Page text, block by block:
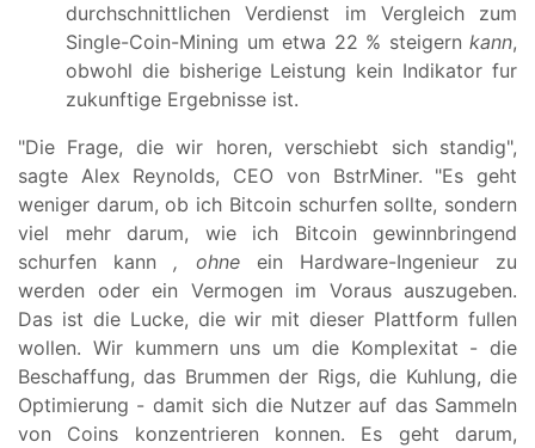
durchschnittlichen Verdienst im Vergleich zum
Single-Coin-Mining um etwa 22 % steigern kann,
obwohl die bisherige Leistung kein Indikator fur
zukunftige Ergebnisse ist.
"Die Frage, die wir horen, verschiebt sich standig",
sagte Alex Reynolds, CEO von BstrMiner. "Es geht
weniger darum, ob ich Bitcoin schurfen sollte, sondern
viel mehr darum, wie ich Bitcoin gewinnbringend
schurfen kann , ohneein Hardware-Ingenieur zu
werden oder ein Vermogen im Voraus auszugeben.
Das ist die Lucke, die wir mit dieser Plattform fullen
wollen. Wir kummern uns um die Komplexitat - die
Beschaffung, das Brummen der Rigs, die Kuhlung, die
Optimierung - damit sich die Nutzer auf das Sammeln
von Coins konzentrieren konnen. Es geht darum,